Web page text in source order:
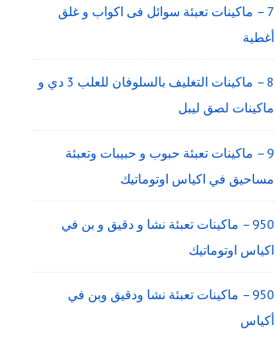
7 – ماكينات تعبئة سوائل فى اكواب و غلق
أغطية
8 – ماكينات التغليف بالسلوفان للعلب 3 دي و
ماكينات لصق ليبل
9 – ماكينات تعبئة حبوب و حبيبات وتعبئة
مساحيق في اكياس اوتوماتيك
950 – ماكينات تعبئة نشا و دقيق و بن في
اكياس اوتوماتيك
950 – ماكينات تعبئة نشا ودقيق وبن في
أكياس